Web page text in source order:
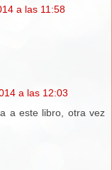
a las 11:58
a las 12:03
a este libro, otra vez